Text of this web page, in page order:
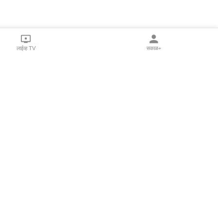
लाईव्ह TV सकाळ+